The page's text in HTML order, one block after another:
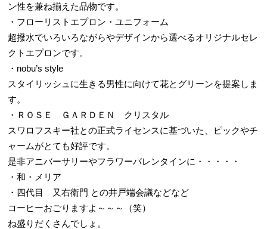
ン性を兼ね揃えた品物です。
・フローリストエプロン・ユニフォーム
超撥水でいろいろながらやデザインから選べるオリジナルセレ
クトエプロンです。
・nobu’s style
スタイリッシュに生きる男性に向けて花とグリーンを提案しま
す。
・ＲＯＳＥ ＧＡＲＤＥＮ クリスタル
スワロフスキー社との正式ライセンスに基づいた、ピックやチ
ャームがとても好評です。
是非アニバーサリーやフラワーバレンタインに・・・・・
・和・メリア
・四代目 又右衛門 との井戸端会議などなど
コーヒーおごりますよ～～～（笑）
ね盛りだくさんでしょ。